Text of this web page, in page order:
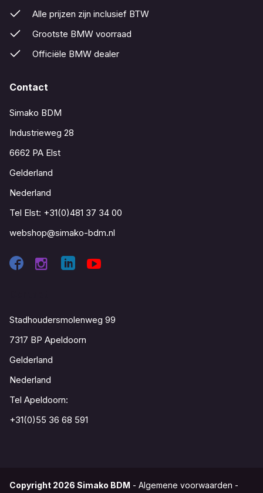
Alle prijzen zijn inclusief BTW
Grootste BMW voorraad
Officiële BMW dealer
Contact
Simako BDM
Industrieweg 28
6662 PA Elst
Gelderland
Nederland
Tel Elst: +31(0)481 37 34 00
webshop@simako-bdm.nl
Stadhoudersmolenweg 99
7317 BP Apeldoorn
Gelderland
Nederland
Tel Apeldoorn:
+31(0)55 36 68 591
Copyright 2026 Simako BDM - Algemene voorwaarden -